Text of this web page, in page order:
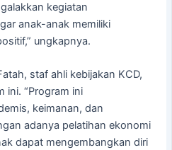
kegiatan
anak-anak memiliki
ungkapnya.
staf ahli kebijakan KCD,
ini. “Program ini
keimanan, dan
adanya pelatihan ekonomi
dapat mengembangkan diri